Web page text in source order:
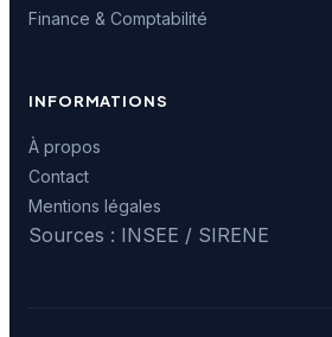
Finance & Comptabilité
INFORMATIONS
À propos
Contact
Mentions légales
Sources : INSEE / SIRENE